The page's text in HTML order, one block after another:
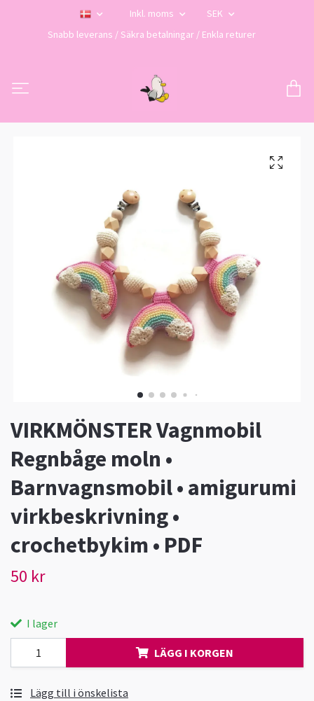
Inkl. moms
SEK
Snabb leverans / Säkra betalningar / Enkla returer
VIRKMÖNSTER Vagnmobil
Regnbåge moln •
Barnvagnsmobil • amigurumi
virkbeskrivning •
crochetbykim • PDF
50 kr
I lager
LÄGG I KORGEN
Lägg till i önskelista